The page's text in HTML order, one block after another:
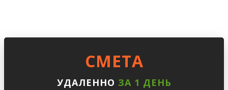
CМЕТА
УДАЛЕННО ЗА 1 ДЕНЬ